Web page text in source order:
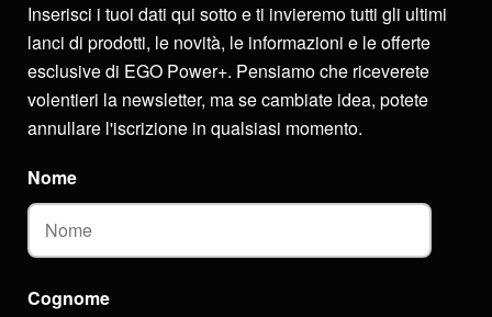
Inserisci i tuoi dati qui sotto e ti invieremo tutti gli ultimi
lanci di prodotti, le novità, le informazioni e le offerte
esclusive di EGO Power+. Pensiamo che riceverete
volentieri la newsletter, ma se cambiate idea, potete
annullare l'iscrizione in qualsiasi momento.
Nome
Cognome